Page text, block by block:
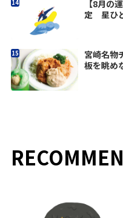
【8月の
定 星ひ
宮崎名物
板を眺め